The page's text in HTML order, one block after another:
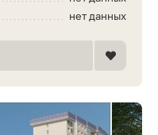
нет данных